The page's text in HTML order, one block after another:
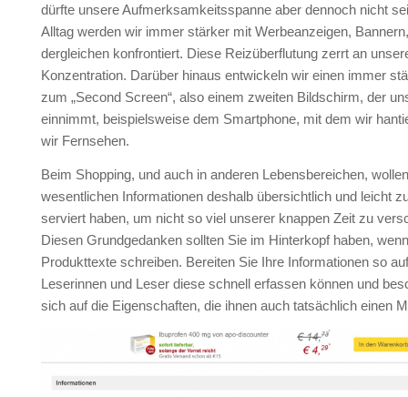
dürfte unsere Aufmerksamkeitsspanne aber dennoch nicht
Alltag werden wir immer stärker mit Werbeanzeigen,
dergleichen konfrontiert. Diese Reizüberflutung zerrt an
Konzentration. Darüber hinaus entwickeln wir einen immer
zum „Second Screen“, also einem zweiten Bildschirm, der
einnimmt, beispielsweise dem Smartphone, mit dem wir
wir Fernsehen.
Beim Shopping, und auch in anderen Lebensbereichen,
wesentlichen Informationen deshalb übersichtlich und leicht
serviert haben, um nicht so viel unserer knappen Zeit zu
Diesen Grundgedanken sollten Sie im Hinterkopf haben,
Produkttexte schreiben. Bereiten Sie Ihre Informationen so
Leserinnen und Leser diese schnell erfassen können und
sich auf die Eigenschaften, die ihnen auch tatsächlich einen